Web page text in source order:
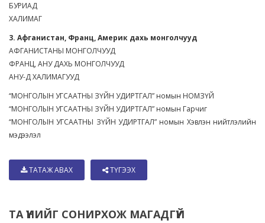
БУРИАД
ХАЛИМАГ
3. Афганистан, Франц, Америк дахь монголчууд
АФГАНИСТАНЫ МОНГОЛЧУУД
ФРАНЦ, АНУ ДАХЬ МОНГОЛЧУУД
АНУ-Д ХАЛИМАГУУД
“МОНГОЛЫН УГСААТНЫ ЗҮЙН УДИРТГАЛ” номын НОМЗҮЙ
“МОНГОЛЫН УГСААТНЫ ЗҮЙН УДИРТГАЛ” номын Гарчиг
“МОНГОЛЫН УГСААТНЫ ЗҮЙН УДИРТГАЛ” номын Хэвлэн нийтлэлийн
мэдээлэл
ТАТАЖ АВАХ ТҮГЭЭХ
ТА ҮҮНИЙГ СОНИРХОЖ МАГАДГҮЙ